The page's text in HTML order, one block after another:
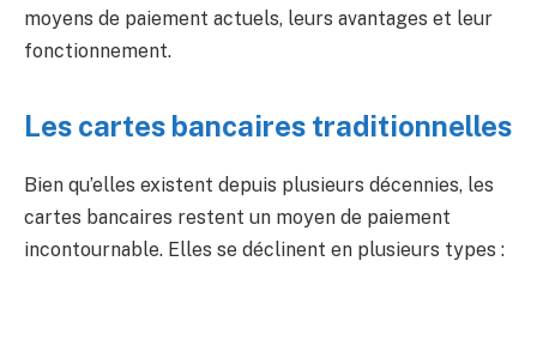
moyens de paiement actuels, leurs avantages et leur
fonctionnement.
Les cartes bancaires traditionnelles
Bien qu’elles existent depuis plusieurs décennies, les
cartes bancaires restent un moyen de paiement
incontournable. Elles se déclinent en plusieurs types :